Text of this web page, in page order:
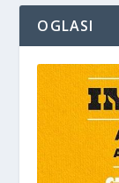
OGLASI